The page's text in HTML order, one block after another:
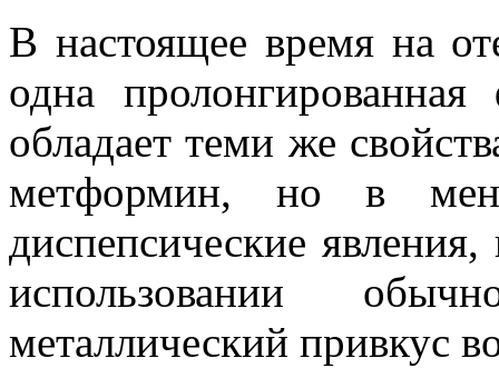
В настоящее время на
одна
обладает теми же
метформин, но в
диспепсические
использовании
металлический привкус